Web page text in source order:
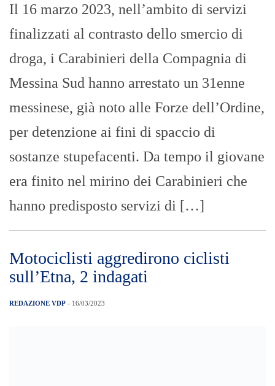
Il 16 marzo 2023, nell’ambito di servizi
finalizzati al contrasto dello smercio di
droga, i Carabinieri della Compagnia di
Messina Sud hanno arrestato un 31enne
messinese, già noto alle Forze dell’Ordine,
per detenzione ai fini di spaccio di
sostanze stupefacenti. Da tempo il giovane
era finito nel mirino dei Carabinieri che
hanno predisposto servizi di […]
Motociclisti aggredirono ciclisti
sull’Etna, 2 indagati
REDAZIONE VDP - 16/03/2023